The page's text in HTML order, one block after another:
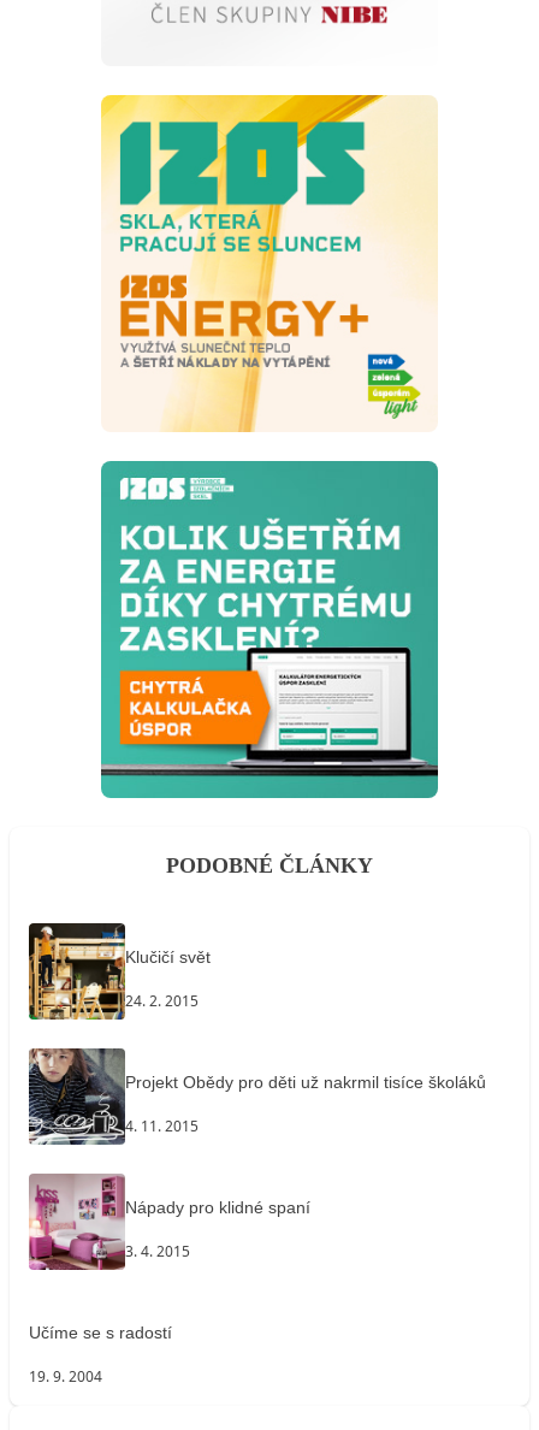
PODOBNÉ ČLÁNKY
Klučičí svět
24. 2. 2015
Projekt Obědy pro děti už nakrmil tisíce školáků
4. 11. 2015
Nápady pro klidné spaní
3. 4. 2015
Učíme se s radostí
19. 9. 2004